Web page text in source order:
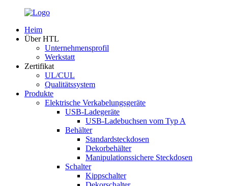
Heim
Über HTL
Unternehmensprofil
Werkstatt
Zertifikat
UL/CUL
Qualitätssystem
Produkte
Elektrische Verkabelungsgeräte
USB-Ladegeräte
USB-Ladebuchsen vom Typ A
Behälter
Standardsteckdosen
Dekorbehälter
Manipulationssichere Steckdosen
Schalter
Kippschalter